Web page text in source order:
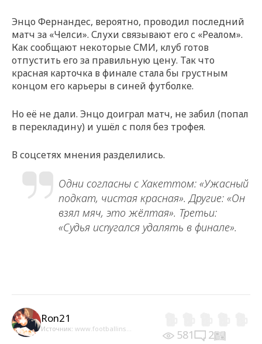
Энцо Фернандес, вероятно, проводил последний
матч за «Челси». Слухи связывают его с «Реалом».
Как сообщают некоторые СМИ, клуб готов
отпустить его за правильную цену. Так что
красная карточка в финале стала бы грустным
концом его карьеры в синей футболке.
Но её не дали. Энцо доиграл матч, не забил (попал
в перекладину) и ушёл с поля без трофея.
В соцсетях мнения разделились.
Одни согласны с Хакеттом: «Ужасный
подкат, чистая красная». Другие: «Он
взял мяч, это жёлтая». Третьи:
«Судья испугался удалять в финале».
Ron21
Источник: www.footballins... 581 2